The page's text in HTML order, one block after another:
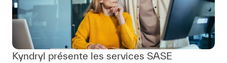
Kyndryl présente les services SASE